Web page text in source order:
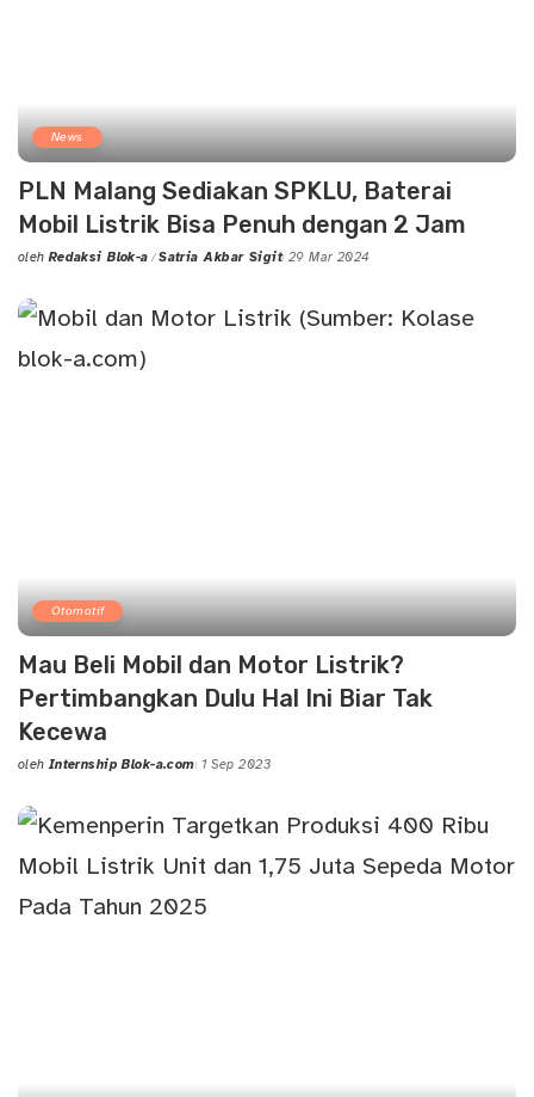
News
PLN Malang Sediakan SPKLU, Baterai
Mobil Listrik Bisa Penuh dengan 2 Jam
Posted
oleh Redaksi Blok-a Satria Akbar Sigit 29 Mar 2024
Otomotif
Mau Beli Mobil dan Motor Listrik?
Pertimbangkan Dulu Hal Ini Biar Tak
Kecewa
Posted
oleh Internship Blok-a.com 1 Sep 2023